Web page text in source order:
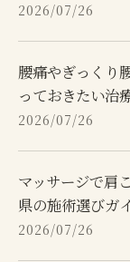
2026/07/26
腰痛やぎっくり
っておきたい治
2026/07/26
マッサージで肩
県の施術選びガ
2026/07/26